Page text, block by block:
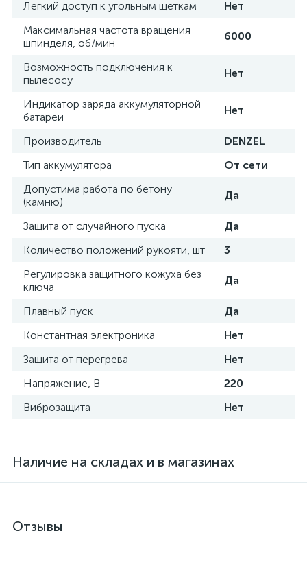
Легкий доступ к угольным щеткам
Нет
Максимальная частота вращения
шпинделя, об/мин
6000
Возможность подключения к
пылесосу
Нет
Индикатор заряда аккумуляторной
батареи
Нет
Производитель
DENZEL
Тип аккумулятора
От сети
Допустима работа по бетону
(камню)
Да
Защита от случайного пуска
Да
Количество положений рукояти, шт
3
Регулировка защитного кожуха без
ключа
Да
Плавный пуск
Да
Константная электроника
Нет
Защита от перегрева
Нет
Напряжение, В
220
Виброзащита
Нет
Наличие на складах и в магазинах
Отзывы